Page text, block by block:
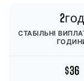
2год
СТАБІЛЬНІ
$36